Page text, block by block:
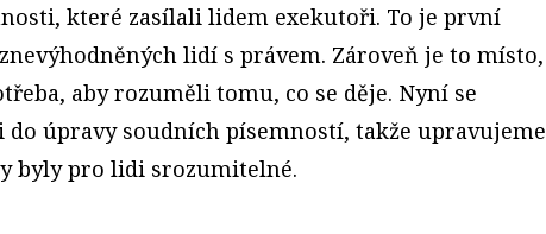
které zasílali lidem exekutoři. To je první
lidí s právem. Zároveň je to místo,
aby rozuměli tomu, co se děje. Nyní se
do úpravy soudních písemností, takže upravujeme
byly pro lidi srozumitelné.